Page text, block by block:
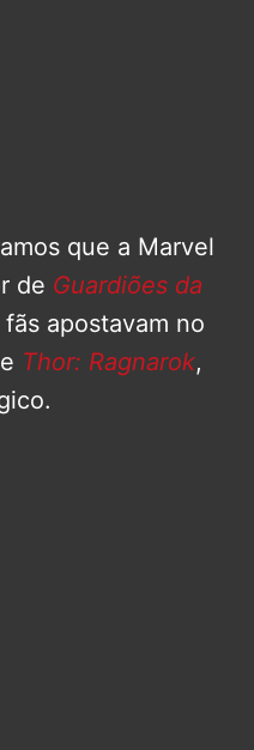
que a Marvel
de Guardiões da
apostavam no
Thor: Ragnarok,